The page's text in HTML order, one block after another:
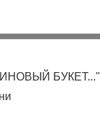
БУКЕТ..."